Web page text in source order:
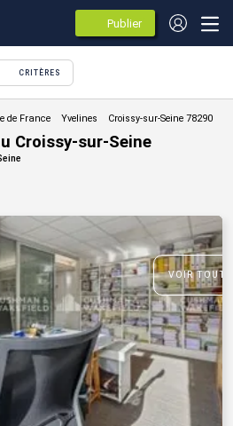
Publier
des
annonces
CRITÈRES
Croissy-sur-Seine
VOIR